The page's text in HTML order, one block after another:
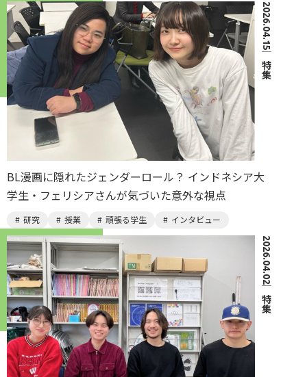
2026.04.15
特集
BL漫画に隠れたジェンダーロール？ インドネシア大
学生・フェリシアさんが気づいた意外な視点
研究 授業 頑張る学生 インタビュー
2026.04.02
｜
特集